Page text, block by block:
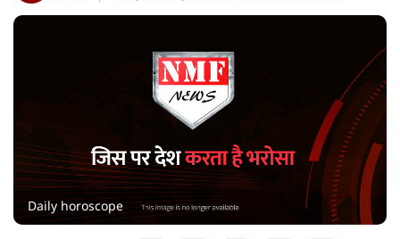
Daily horoscope